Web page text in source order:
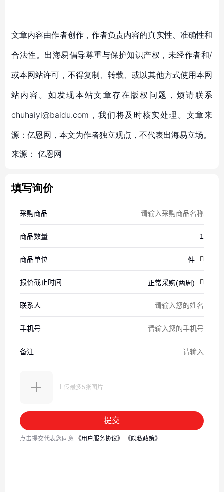
文章内容由作者创作，作者负责内容的真实性、准确性和
合法性。出海易倡导尊重与保护知识产权，未经作者和/
或本网站许可，不得复制、转载、或以其他方式使用本网
站内容。如发现本站文章存在版权问题，烦请联系
chuhaiyi@baidu.com，我们将及时核实处理。文章来
源：亿恩网，本文为作者独立观点，不代表出海易立场。
来源： 亿恩网
填写询价